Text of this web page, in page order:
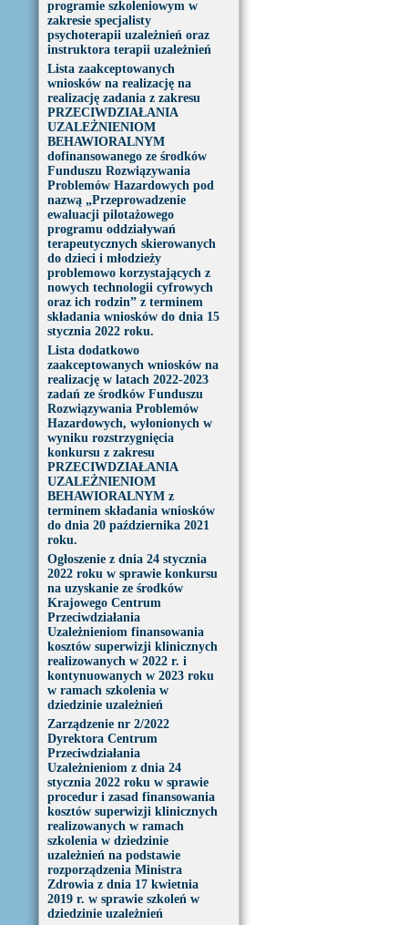
programie szkoleniowym w
zakresie specjalisty
psychoterapii uzależnień oraz
instruktora terapii uzależnień
Lista zaakceptowanych
wniosków na realizację na
realizację zadania z zakresu
PRZECIWDZIAŁANIA
UZALEŻNIENIOM
BEHAWIORALNYM
dofinansowanego ze środków
Funduszu Rozwiązywania
Problemów Hazardowych pod
nazwą „Przeprowadzenie
ewaluacji pilotażowego
programu oddziaływań
terapeutycznych skierowanych
do dzieci i młodzieży
problemowo korzystających z
nowych technologii cyfrowych
oraz ich rodzin” z terminem
składania wniosków do dnia 15
stycznia 2022 roku.
Lista dodatkowo
zaakceptowanych wniosków na
realizację w latach 2022-2023
zadań ze środków Funduszu
Rozwiązywania Problemów
Hazardowych, wyłonionych w
wyniku rozstrzygnięcia
konkursu z zakresu
PRZECIWDZIAŁANIA
UZALEŻNIENIOM
BEHAWIORALNYM z
terminem składania wniosków
do dnia 20 października 2021
roku.
Ogłoszenie z dnia 24 stycznia
2022 roku w sprawie konkursu
na uzyskanie ze środków
Krajowego Centrum
Przeciwdziałania
Uzależnieniom finansowania
kosztów superwizji klinicznych
realizowanych w 2022 r. i
kontynuowanych w 2023 roku
w ramach szkolenia w
dziedzinie uzależnień
Zarządzenie nr 2/2022
Dyrektora Centrum
Przeciwdziałania
Uzależnieniom z dnia 24
stycznia 2022 roku w sprawie
procedur i zasad finansowania
kosztów superwizji klinicznych
realizowanych w ramach
szkolenia w dziedzinie
uzależnień na podstawie
rozporządzenia Ministra
Zdrowia z dnia 17 kwietnia
2019 r. w sprawie szkoleń w
dziedzinie uzależnień